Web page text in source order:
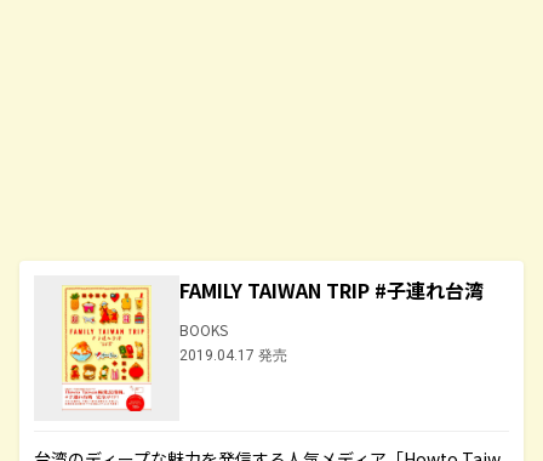
FAMILY TAIWAN TRIP #子連れ台湾
BOOKS
2019.04.17 発売